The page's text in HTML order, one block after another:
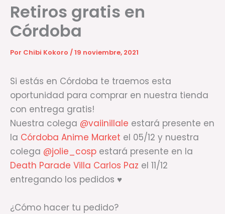
Retiros gratis en
Córdoba
Por Chibi Kokoro /19 noviembre, 2021
Si estás en Córdoba te traemos esta
oportunidad para comprar en nuestra tienda
con entrega gratis!
Nuestra colega @vaiinillale estará presente en
la Córdoba Anime Market el 05/12 y nuestra
colega @jolie_cosp estará presente en la
Death Parade Villa Carlos Paz el 11/12
entregando los pedidos ♥
¿Cómo hacer tu pedido?